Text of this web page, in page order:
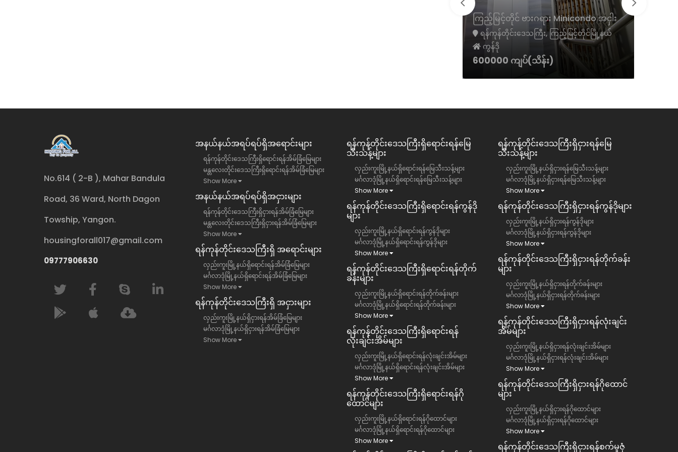
ကြည့်မြင့်တိုင် ဗားဂရား Minicondo အငှါး
ရန်ကုန်တိုင်းဒေသကြီး, ကြည့်မြင့်တိုင်မြို့နယ်
ကွန်ဒို
600000 ကျပ်(သိန်း)
No.614 ( 2-B ), Mahar Bandula
Road, 36 Ward, North Dagon
Towship, Yangon.
housingforall017@gmail.com
09777906630
အနယ်နယ်အရပ်ရပ်ရှိအရောင်းများ
ရန်ကုန်တိုင်းဒေသကြီးရှိရောင်းရန်အိမ်ခြံမြေများ
မန္တလေးတိုင်းဒေသကြီးရှိရောင်းရန်အိမ်ခြံမြေများ
Show More
အနယ်နယ်အရပ်ရပ်ရှိအငှားများ
ရန်ကုန်တိုင်းဒေသကြီးရှိငှားရန်အိမ်ခြံမြေများ
မန္တလေးတိုင်းဒေသကြီးရှိငှားရန်အိမ်ခြံမြေများ
Show More
ရန်​ကုန်တိုင်းဒေသကြီး​ရှိ အရောင်းများ
လှည်းကူးမြို့နယ်ရှိရောင်းရန်အိမ်ခြံမြေများ
မင်္ဂလာဒုံမြို့နယ်ရှိရောင်းရန်အိမ်ခြံမြေများ
Show More
ရန်​ကုန်တိုင်းဒေသကြီး​ရှိ အငှားများ
လှည်းကူးမြို့နယ်ရှိငှားရန်အိမ်ခြံမြေများ
မင်္ဂလာဒုံမြို့နယ်ရှိငှားရန်အိမ်ခြံမြေများ
Show More
ရန်ကုန်တိုင်းဒေသကြီး​ရှိရောင်းရန်မြေ
သီးသန့်များ
လှည်းကူးမြို့နယ်ရှိရောင်းရန်မြေသီးသန့်များ
မင်္ဂလာဒုံမြို့နယ်ရှိရောင်းရန်မြေသီးသန့်များ
Show More
ရန်ကုန်တိုင်းဒေသကြီး​ရှိရောင်းရန်ကွန်ဒို
များ
လှည်းကူးမြို့နယ်ရှိရောင်းရန်ကွန်ဒိုများ
မင်္ဂလာဒုံမြို့နယ်ရှိရောင်းရန်ကွန်ဒိုများ
Show More
ရန်ကုန်တိုင်းဒေသကြီး​ရှိရောင်းရန်တိုက်
ခန်းများ
လှည်းကူးမြို့နယ်ရှိရောင်းရန်တိုက်ခန်းများ
မင်္ဂလာဒုံမြို့နယ်ရှိရောင်းရန်တိုက်ခန်းများ
Show More
ရန်ကုန်တိုင်းဒေသကြီး​ရှိရောင်းရန်
လုံးချင်းအိမ်များ
လှည်းကူးမြို့နယ်ရှိရောင်းရန်လုံးချင်းအိမ်များ
မင်္ဂလာဒုံမြို့နယ်ရှိရောင်းရန်လုံးချင်းအိမ်များ
Show More
ရန်ကုန်တိုင်းဒေသကြီး​ရှိရောင်းရန်ဂို
ထောင်များ
လှည်းကူးမြို့နယ်ရှိရောင်းရန်ဂိုထောင်များ
မင်္ဂလာဒုံမြို့နယ်ရှိရောင်းရန်ဂိုထောင်များ
Show More
ရန်ကုန်တိုင်းဒေသကြီး​​ရှိငှားရန်မြေ
သီးသန့်များ
လှည်းကူးမြို့နယ်ရှိငှားရန်မြေသီးသန့်များ
မင်္ဂလာဒုံမြို့နယ်ရှိငှားရန်မြေသီးသန့်များ
Show More
ရန်ကုန်တိုင်းဒေသကြီး​​ရှိငှားရန်ကွန်ဒိုများ
လှည်းကူးမြို့နယ်ရှိငှားရန်ကွန်ဒိုများ
မင်္ဂလာဒုံမြို့နယ်ရှိငှားရန်ကွန်ဒိုများ
Show More
ရန်ကုန်တိုင်းဒေသကြီး​​ရှိငှားရန်တိုက်ခန်း
များ
လှည်းကူးမြို့နယ်ရှိငှားရန်တိုက်ခန်းများ
မင်္ဂလာဒုံမြို့နယ်ရှိငှားရန်တိုက်ခန်းများ
Show More
ရန်ကုန်တိုင်းဒေသကြီး​​ရှိငှားရန်လုံးချင်း
အိမ်များ
လှည်းကူးမြို့နယ်ရှိငှားရန်လုံးချင်းအိမ်များ
မင်္ဂလာဒုံမြို့နယ်ရှိငှားရန်လုံးချင်းအိမ်များ
Show More
ရန်ကုန်တိုင်းဒေသကြီး​​ရှိငှားရန်ဂိုထောင်
များ
လှည်းကူးမြို့နယ်ရှိငှားရန်ဂိုထောင်များ
မင်္ဂလာဒုံမြို့နယ်ရှိငှားရန်ဂိုထောင်များ
Show More
ရန်ကုန်တိုင်းဒေသကြီး​​ရှိငှားရန်စက်မှုဇုံ